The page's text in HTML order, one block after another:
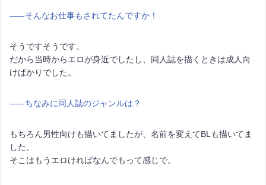
――そんなお仕事もされてたんですか！
そうですそうです。
だから当時からエロが身近でしたし、同人誌を描くときは成人向
けばかりでした。
――ちなみに同人誌のジャンルは？
もちろん男性向けも描いてましたが、名前を変えてBLも描いてま
した。
そこはもうエロければなんでもって感じで。